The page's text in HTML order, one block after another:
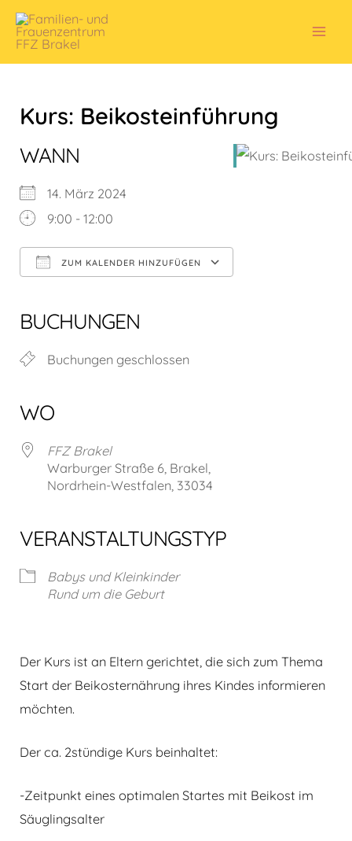
Zum
Inhalt
Kurs: Beikosteinführung
WANN
14. März 2024
9:00 - 12:00
ZUM KALENDER HINZUFÜGEN
BUCHUNGEN
Buchungen geschlossen
WO
FFZ Brakel
Warburger Straße 6, Brakel,
Nordrhein-Westfalen, 33034
VERANSTALTUNGSTYP
Babys und Kleinkinder
Rund um die Geburt
Der Kurs ist an Eltern gerichtet, die sich zum Thema
Start der Beikosternährung ihres Kindes informieren
möchten.
Der ca. 2stündige Kurs beinhaltet:
-Zeitpunkt eines optimalen Startes mit Beikost im
Säuglingsalter